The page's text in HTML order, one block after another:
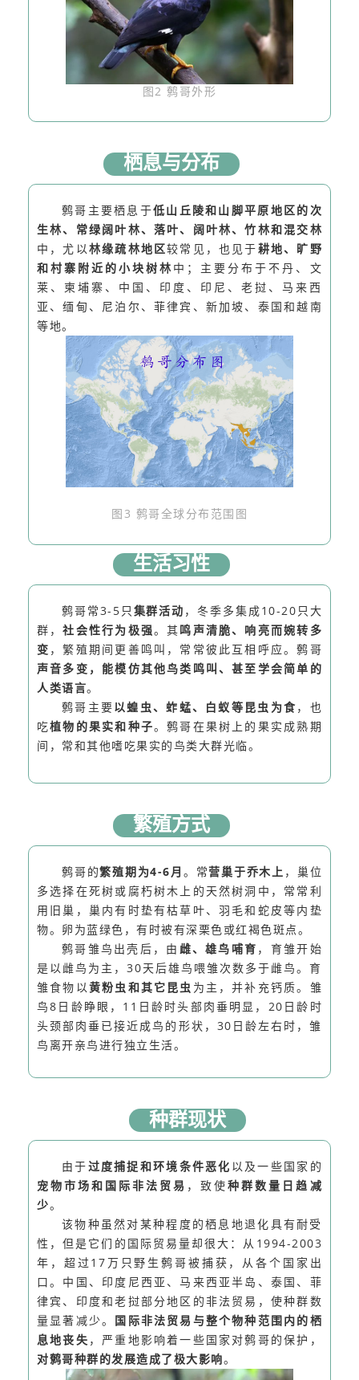
图2 鹩哥外形
栖息与分布
鹩哥主要栖息于低山丘陵和山脚平原地区的次
生林、常绿阔叶林、落叶、阔叶林、竹林和混交林
中，尤以林缘疏林地区较常见，也见于耕地、旷野
和村寨附近的小块树林 中；
主要分布于不丹、文
莱、柬埔寨、中国、印度、印尼、老挝、马来西
亚、缅甸、尼泊尔、菲律宾、新加坡、泰国和越南
等地。
图3 鹩哥全球分布范围图
生活习性
鹩哥常3-5只 集群活动 ，冬季多集成10-20只大
群，社会性行为极强。其鸣声清脆、响亮而婉转多
变 ，繁殖期间更善鸣叫，常常彼此互相呼应。鹩哥
声音多变，能模仿其他鸟类鸣叫、甚至学会简单的
人类语言。
鹩哥主要以蝗虫、蚱蜢、白蚁等昆虫 为食，也
吃植物的果实和种子。鹩哥在果树上的果实成熟期
间，常和其他嗜吃果实的鸟类大群光临。
繁殖方式
鹩哥的繁殖期为4-6月 。常营巢于乔木上 ，巢位
多选择在死树或腐朽树木上的天然树洞中，常常利
用旧巢，巢内有时垫有枯草叶、羽毛和蛇皮等内垫
物。卵为蓝绿色，有时被有深栗色或红褐色斑点。
鹩哥雏鸟出壳后，由 雌、雄鸟哺育 ，育雏开始
是以雌鸟为主，30天后雄鸟喂雏次数多于雌鸟。育
雏食物以黄粉虫和其它昆虫 为主，并补充钙质。雏
鸟8日龄睁眼，11日龄时头部肉垂明显，20日龄时
头颈部肉垂已接近成鸟的形状，30日龄左右时，雏
鸟离开亲鸟进行独立生活。
种群现状
由于过度捕捉和环境条件恶化 以及一些国家的
宠物市场和国际非法贸易 ，致使种群数量日趋减
少。
该物种虽然对某种程度的栖息地退化具有耐受
性，但是它们的国际贸易量却很大：从1994-2003
年，超过17万只野生鹩哥被捕获，从各个国家出
口。中国、印度尼西亚、马来西亚半岛、泰国、菲
律宾、印度和老挝部分地区的非法贸易，使种群数
量显著减少。 国际非法贸易与整个物种范围内的栖
息地丧失 ，严重地影响着一些国家对鹩哥的保护，
对鹩哥种群的发展造成了极大影响。